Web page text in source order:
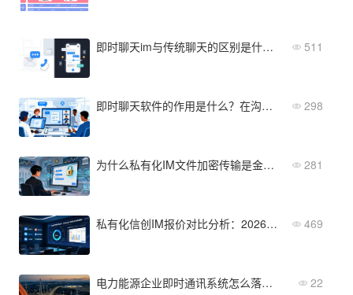
即时聊天im与传统聊天的区别是什么？对照分析清楚 511
即时聊天软件的作用是什么？在沟通与协作中的实际价值 298
为什么私有化IM文件加密传输是金融行业合规的必选项？ 281
私有化信创IM报价对比分析：2026年主流厂商成本与价值全解析 469
电力能源企业即时通讯系统怎么落地？关注野外运维与跨区域协同 22